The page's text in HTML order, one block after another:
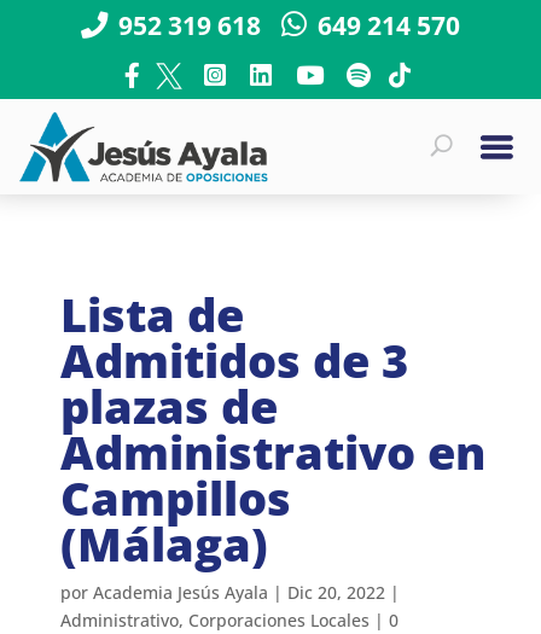
952 319 618 649 214 570
Lista de
Admitidos de 3
plazas de
Administrativo en
Campillos
(Málaga)
porAcademia Jesús Ayala | Dic 20, 2022 |
Administrativo, Corporaciones Locales |0